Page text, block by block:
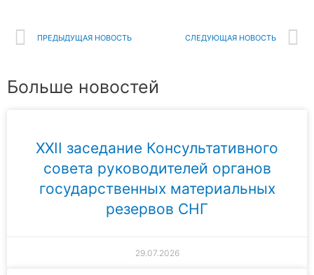
ПРЕДЫДУЩАЯ НОВОСТЬ СЛЕДУЮЩАЯ НОВОСТЬ
Больше новостей
XXII заседание Консультативного
совета руководителей органов
государственных материальных
резервов СНГ
29.07.2026